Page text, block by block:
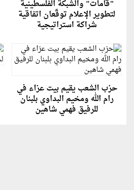
"قامات" والشبكة الفلسطينية
لتطوير الإعلام توقّعان اتفاقية
شراكة استراتيجية
حزب الشعب يقيم بيت عزاء في
رام الله ومخيم البداوي بلبنان
للرفيق فهمي شاهين